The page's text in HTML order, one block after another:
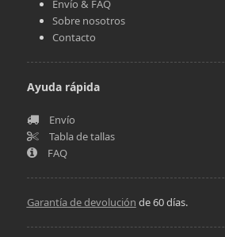
Envío & FAQ
Sobre nosotros
Contacto
Ayuda rápida
Envío
Tabla de tallas
FAQ
Garantía de devolución de 60 días.